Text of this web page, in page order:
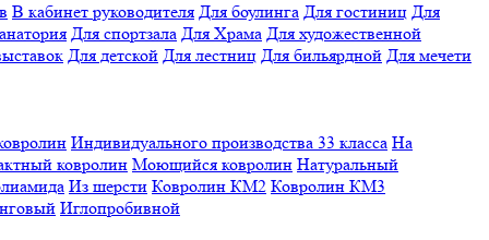
В кабинет руководителя Для боулинга Для гостиниц Для
Для спортзала Для Храма Для художественной
Для детской Для лестниц Для бильярдной Для мечети
Индивидуального производства 33 класса На
ковролин Моющийся ковролин Натуральный
Из шерсти Ковролин КМ2 Ковролин КМ3
Иглопробивной